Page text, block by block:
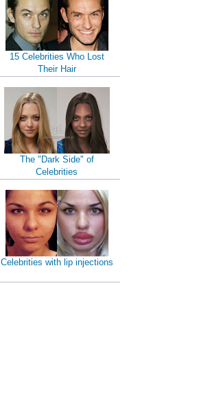
15 Celebrities Who Lost
Their Hair
The "Dark Side" of
Celebrities
Celebrities with lip injections